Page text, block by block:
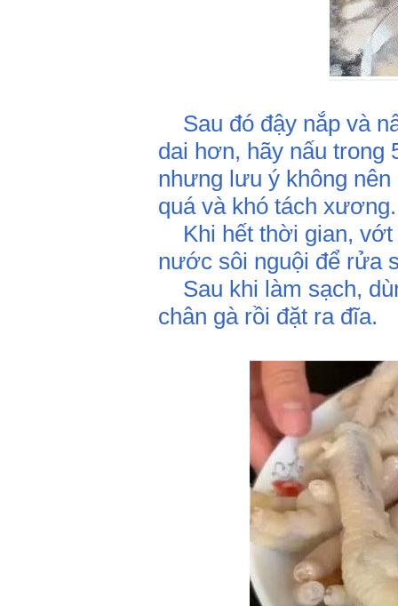
Sau đó đậy nắp và
dai hơn, hãy nấu trong
nhưng lưu ý không
quá và khó tách xương.
Khi hết thời gian, vớt
nước sôi nguội để rửa
Sau khi làm sạch,
chân gà rồi đặt ra đĩa.